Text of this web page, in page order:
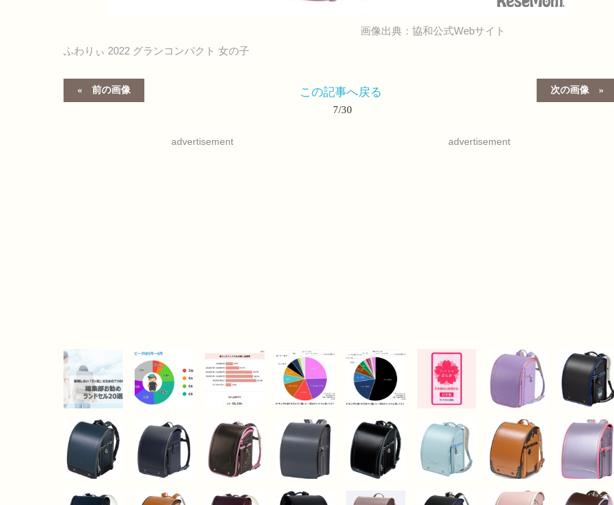
画像出典：協和公式Webサイト
ふわりぃ 2022 グランコンパクト 女の子
前の画像 次の画像
この記事へ戻る
7/30
advertisement advertisement